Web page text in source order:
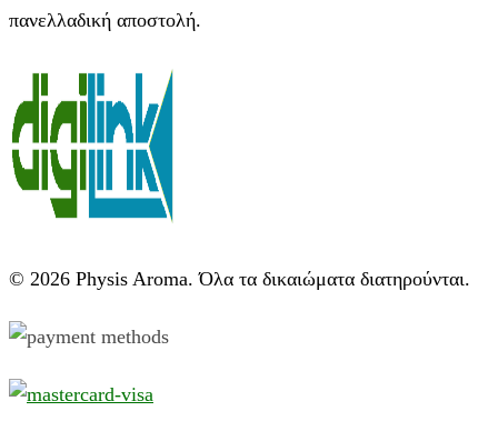
πανελλαδική αποστολή.
© 2026 Physis Aroma. Όλα τα δικαιώματα διατηρούνται.